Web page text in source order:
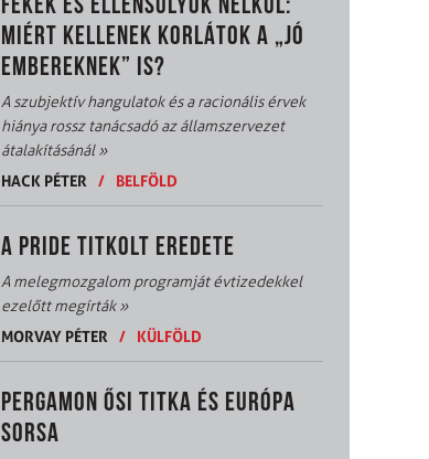
FÉKEK ÉS ELLENSÚLYOK NÉLKÜL:
MIÉRT KELLENEK KORLÁTOK A „JÓ
EMBEREKNEK” IS?
A szubjektív hangulatok és a racionális érvek
hiánya rossz tanácsadó az államszervezet
átalakításánál»
HACK PÉTER
/ BELFÖLD
A PRIDE TITKOLT EREDETE
A melegmozgalom programját évtizedekkel
ezelőtt megírták»
MORVAY PÉTER
/ KÜLFÖLD
PERGAMON ŐSI TITKA ÉS EURÓPA
SORSA